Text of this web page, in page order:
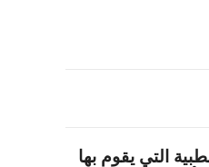
التي يقوم بها